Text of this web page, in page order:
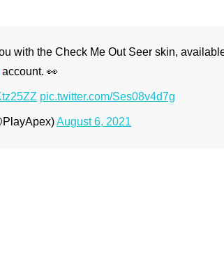
with the Check Me Out Seer skin,
account. 👀
pic.twitter.com/Ses08v4d7g
August 6, 2021